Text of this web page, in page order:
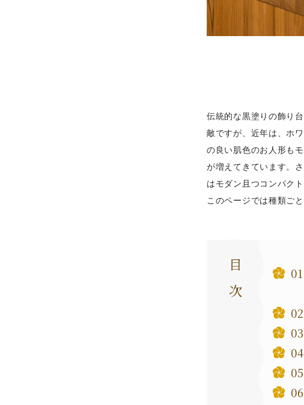
伝統的な黒塗りの飾り
敵ですが、近年は、ホ
の良い肌色のお人形も
が増えてきています。
はモダン且つコンパク
このページでは種類ご
目次